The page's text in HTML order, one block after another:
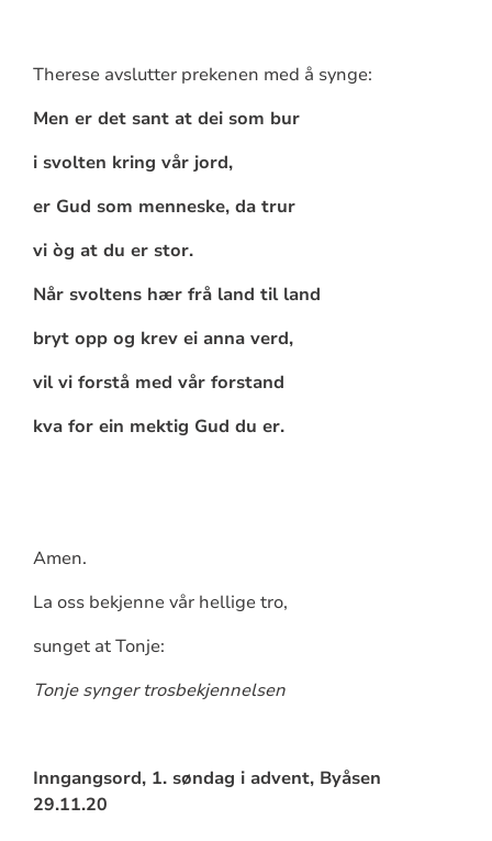
Therese avslutter prekenen med å synge:
Men er det sant at dei som bur
i svolten kring vår jord,
er Gud som menneske, da trur
vi òg at du er stor.
Når svoltens hær frå land til land
bryt opp og krev ei anna verd,
vil vi forstå med vår forstand
kva for ein mektig Gud du er.
Amen.
La oss bekjenne vår hellige tro,
sunget at Tonje:
Tonje synger trosbekjennelsen
Inngangsord, 1. søndag i advent, Byåsen
29.11.20